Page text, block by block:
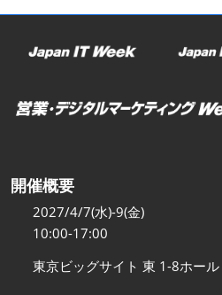
む
開催概要
2027/4/7(水)-9(金)
10:00-17:00
東京ビッグサイト 東 1-8ホール